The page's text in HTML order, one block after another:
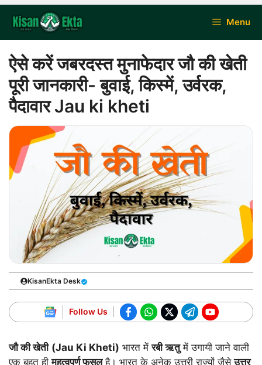
content
Menu
ऐसे करें जबरदस्त मुनाफेदार जौ की खेती
पूरी जानकारी- बुवाई, किस्में, उर्वरक,
पैदावार Jau ki kheti
KisanEkta Desk
Follow Us
जौ की खेती (Jau Ki Kheti) भारत मेंरबी ऋतुमें उगायी जाने वाली
एक बहुत हीमहत्वपूर्ण फसलहै। भारत के अनेक उत्तरी राज्यों जैसेउत्तर